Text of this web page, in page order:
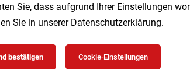
Europastraße 3
Sie, dass aufgrund Ihrer Einstellungen
Sie in unserer Datenschutzerklärung.
bestätigen Cookie-Einstellungen